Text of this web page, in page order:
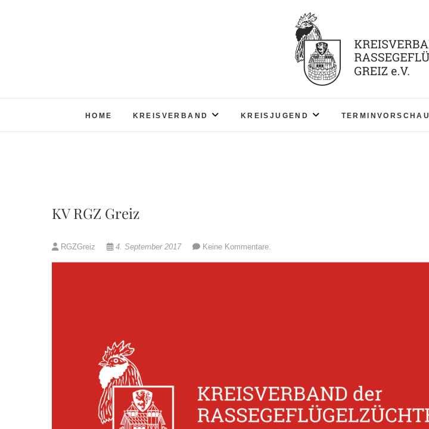
KV RGZ Greiz
HOME KREISVERBAND KREISJUGEND TERMINVORSCHAU
KV RGZ Greiz
RGZGreiz 4. September 2017 Keine Kommentare.